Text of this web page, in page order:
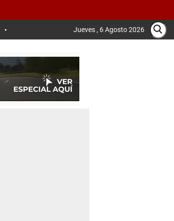
Jueves , 6 Agosto 2026